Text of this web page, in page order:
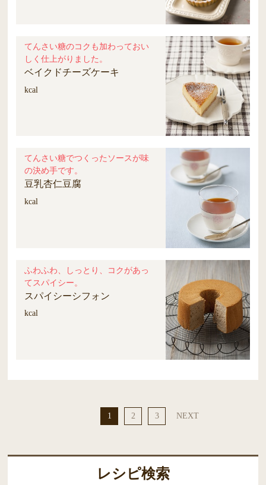
てんさい糖のコクも加わっておい
しく仕上がりました。
ベイクドチーズケーキ
kcal
てんさい糖でつくったソースが味
の決め手です。
豆乳杏仁豆腐
kcal
ふわふわ、しっとり、コクがあっ
てスパイシー。
スパイシーシフォン
kcal
1 2 3 NEXT
レシピ検索